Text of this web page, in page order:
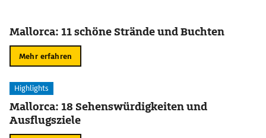
Mallorca: 11 schöne Strände und Buchten
Mehr erfahren
Highlights
Mallorca: 18 Sehenswürdigkeiten und
Ausflugsziele